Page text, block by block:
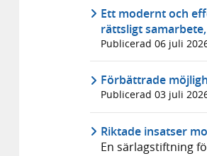
Ett modernt och
rättsligt
Publicerad 06 juli
Förbättrade
Publicerad 03 juli
Riktade insatser
En särlagstiftning